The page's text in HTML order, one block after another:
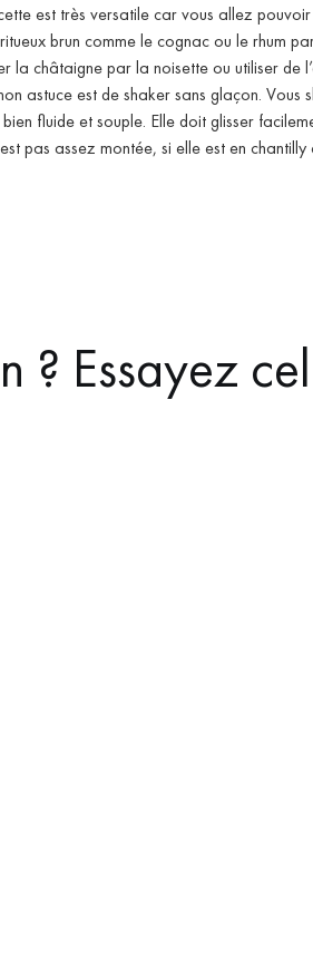
est très versatile car vous allez
brun comme le cognac ou le rhum
la châtaigne par la noisette ou utiliser de
astuce est de shaker sans glaçon. Vous
fluide et souple. Elle doit glisser
pas assez montée, si elle est en chantilly
? Essayez